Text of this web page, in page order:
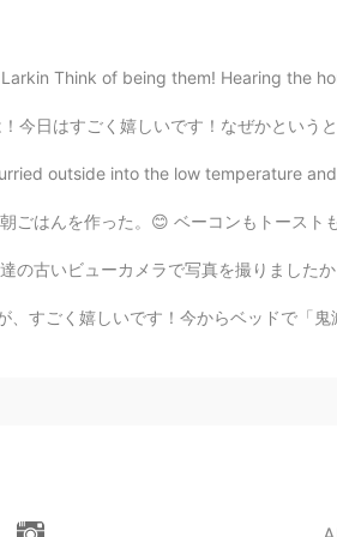
Think of being them! Hearing the
と、新しい仕事をゲットできました！アパレルのデザイナーになることにしま
outside into the low temperature
も作ったけど、写真を撮らずに食べちゃった。笑 今日いっぱい日本語の勉強したい
から、これはモノクロです。他のデジタルの写真も撮りましたが、まだ加工を
ッドで「鬼滅の刃」を見ます 😄 おやすみ！ 비행했는데 좀 피곤하지